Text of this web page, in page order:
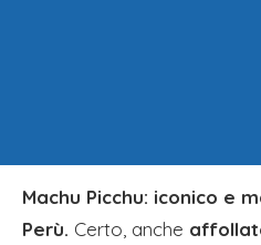
Machu Picchu: iconico e
Perù. Certo, anche